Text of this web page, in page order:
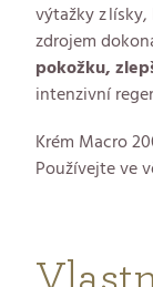
výtažky z
zdrojem
pokožku,
intenzivní
Krém Macro
Používejte ve